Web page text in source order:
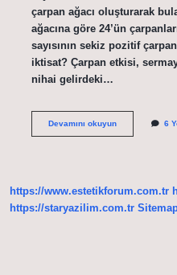
çarpan ağacı oluşturarak
ağacına göre 24’ün
sayısının sekiz pozitif
iktisat? Çarpan etkisi,
nihai gelirdeki…
Devamını okuyunÇarpan
6
https://www.estetikforum.com.tr
https://staryazilim.com.tr